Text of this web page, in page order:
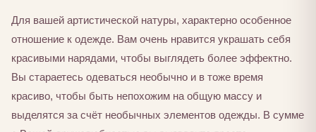
Для вашей артистической натуры, характерно особенное
отношение к одежде. Вам очень нравится украшать себя
красивыми нарядами, чтобы выглядеть более эффектно.
Вы стараетесь одеваться необычно и в тоже время
красиво, чтобы быть непохожим на общую массу и
выделятся за счёт необычных элементов одежды. В сумме